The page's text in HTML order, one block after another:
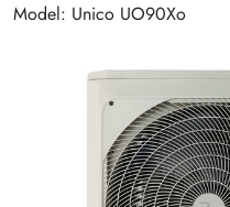
Model: Unico UO90Xo